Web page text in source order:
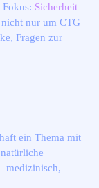
Sicherheit
nur um CTG
Fragen zur
ein Thema mit
medizinisch,